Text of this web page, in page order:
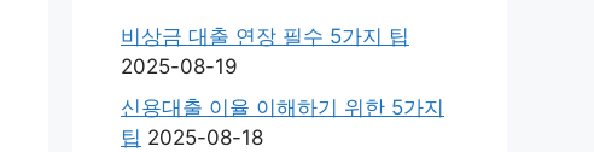
비상금 대출 연장 필수 5가지 팁
2025-08-19
신용대출 이율 이해하기 위한 5가지
팁 2025-08-18